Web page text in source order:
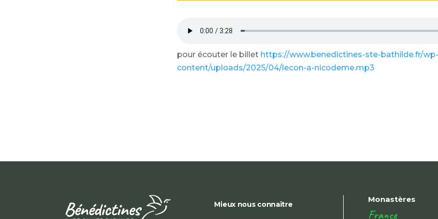
pour écouter le billet https://www.benedictines-ste-bathilde.fr/wp-
content/uploads/2025/04/lecon-a-nicodeme.mp3
Mieux nous connaître
Monastères
France